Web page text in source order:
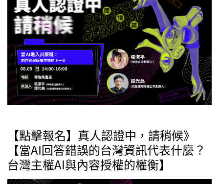
【點擊報名】真人認證中，請稍候》
【當AI回答錯誤的台灣資訊代表什麼？
台灣主權AI與內容授權的權衡】